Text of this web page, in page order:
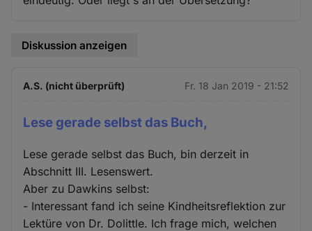
Diskussion anzeigen
A.S. (nicht überprüft) Fr. 18 Jan 2019 - 21:52
Lese gerade selbst das Buch,
Lese gerade selbst das Buch, bin derzeit in
Abschnitt III. Lesenswert.
Aber zu Dawkins selbst:
- Interessant fand ich seine Kindheitsreflektion zur
Lektüre von Dr. Dolittle. Ich frage mich, welchen